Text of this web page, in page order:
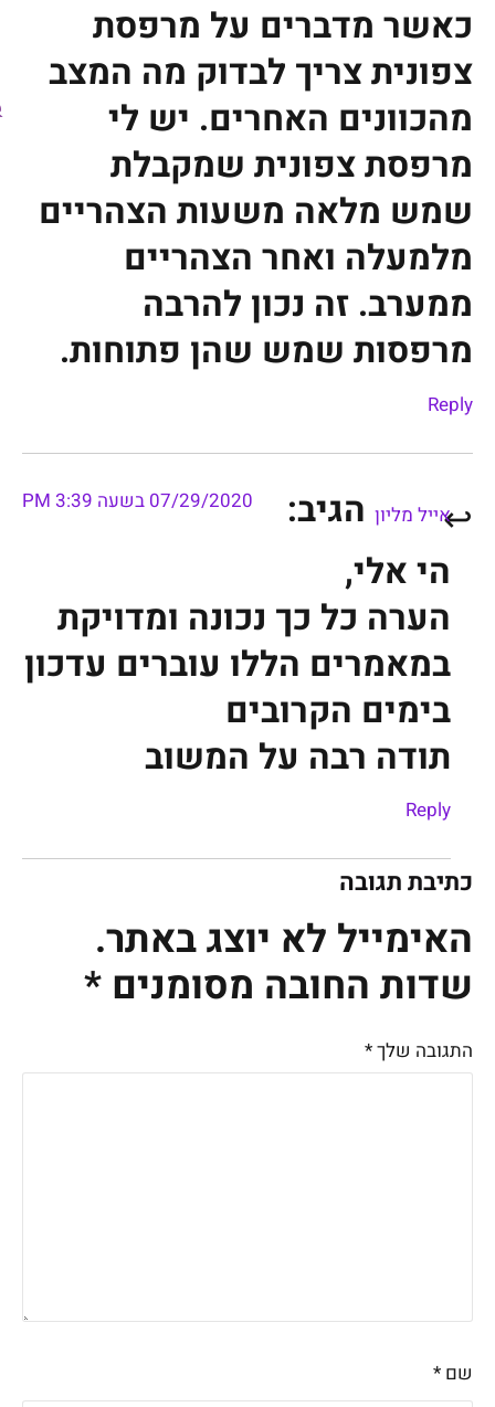
כאשר מדברים על מרפסת
צפונית צריך לבדוק מה המצב
מהכוונים האחרים. יש לי
מרפסת צפונית שמקבלת
שמש מלאה משעות הצהריים
מלמעלה ואחר הצהריים
ממערב. זה נכון להרבה
מרפסות שמש שהן פתוחות.
Reply
אייל מליון הגיב: 07/29/2020 בשעה 3:39 PM
הי אלי,
הערה כל כך נכונה ומדויקת
במאמרים הללו עוברים עדכון
בימים הקרובים
תודה רבה על המשוב
Reply
כתיבת תגובה
האימייל לא יוצג באתר.
שדות החובה מסומנים*
התגובה שלך*
שם*